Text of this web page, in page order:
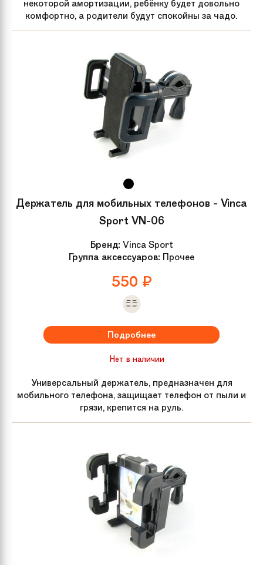
некоторой амортизации, ребёнку будет довольно
комфортно, а родители будут спокойны за чадо.
Держатель для мобильных телефонов - Vinca
Sport VN-06
Бренд: Vinca Sport
Группа аксессуаров: Прочее
550 ₽
Подробнее
Нет в наличии
Универсальный держатель, предназначен для
мобильного телефона, защищает телефон от пыли и
грязи, крепится на руль.